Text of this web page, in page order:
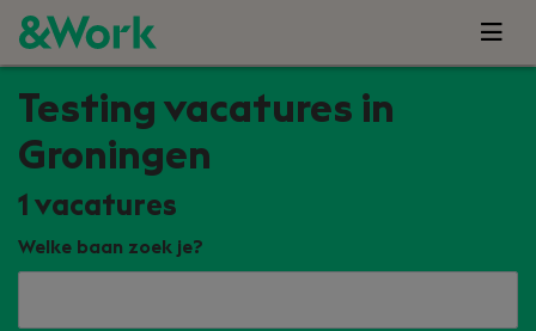
Testing vacatures in
Groningen
1 vacatures
Welke baan zoek je?